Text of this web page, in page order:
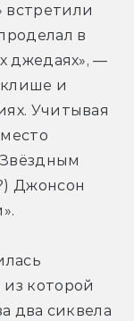
встретили
в
джедаях», —
и
Учитывая
Джонсон
которой
два сиквела